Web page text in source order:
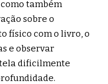
também
sobre o
físico com o livro, o
e observar
dificilmente